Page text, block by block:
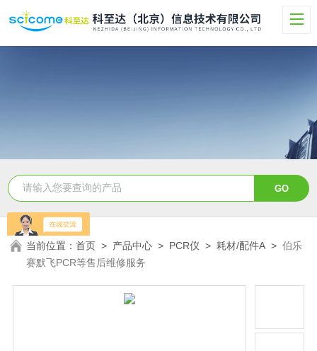
当前位置：首页 > 产品中心 > PCR仪 >耗材/配件A >伯乐
赛默飞PCR等售后维修服务